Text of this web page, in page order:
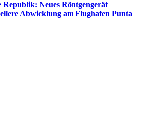
Republik: Neues Röntgengerät
Abwicklung am Flughafen Punta